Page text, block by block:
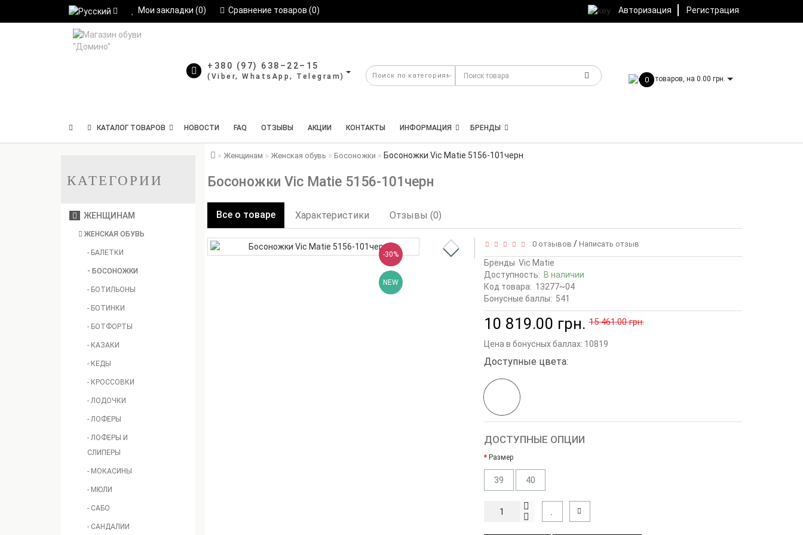
Мои закладки (0) Сравнение товаров (0) Авторизация Регистрация
+380 (97) 638–22–15
0 товаров, на 0.00 грн.
КАТАЛОГ ТОВАРОВ НОВОСТИ FAQ ОТЗЫВЫ АКЦИИ КОНТАКТЫ ИНФОРМАЦИЯ БРЕНДЫ
КАТЕГОРИИ
ЖЕНЩИНАМ
ЖЕНСКАЯ ОБУВЬ
- БАЛЕТКИ
- БОСОНОЖКИ
- БОТИЛЬОНЫ
- БОТИНКИ
- БОТФОРТЫ
- КАЗАКИ
- КЕДЫ
- КРОССОВКИ
- ЛОДОЧКИ
- ЛОФЕРЫ
- ЛОФЕРЫ И
СЛИПЕРЫ
- МОКАСИНЫ
- МЮЛИ
- САБО
- САНДАЛИИ
Женщинам Женская обувь Босоножки Босоножки Vic Matie 5156-101черн
Босоножки Vic Matie 5156-101черн
Все о товаре Характеристики Отзывы (0)
-30%
NEW
0 отзывов / Написать отзыв
Бренды Vic Matie
Доступность: В наличии
Код товара: 13277~04
Бонусные баллы: 541
10 819.00 грн. 15 461.00 грн.
Цена в бонусных баллах: 10819
Доступные цвета:
ДОСТУПНЫЕ ОПЦИИ
Размер
39 40